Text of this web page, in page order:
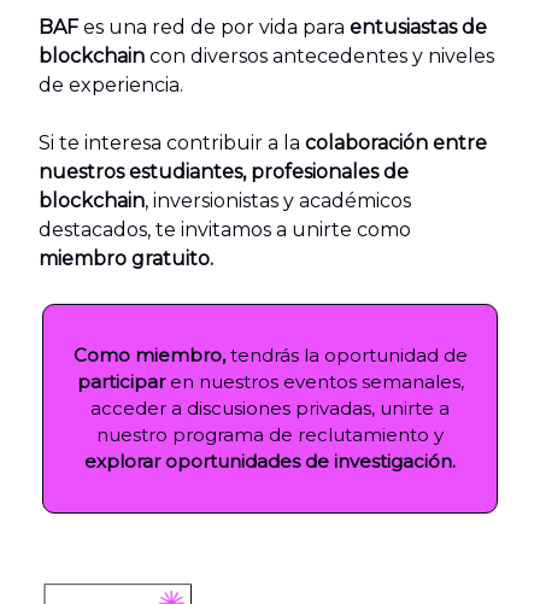
BAFes una red de por vida para entusiastas de
blockchain con diversos antecedentes y niveles
de experiencia.
Si te interesa contribuir a la colaboración entre
nuestros estudiantes, profesionales de
blockchain, inversionistas y académicos
destacados, te invitamos a unirte como
miembro gratuito.
Como miembro,tendrás la oportunidad de
participar en nuestros eventos semanales,
acceder a discusiones privadas, unirte a
nuestro programa de reclutamiento y
explorar oportunidades de investigación.